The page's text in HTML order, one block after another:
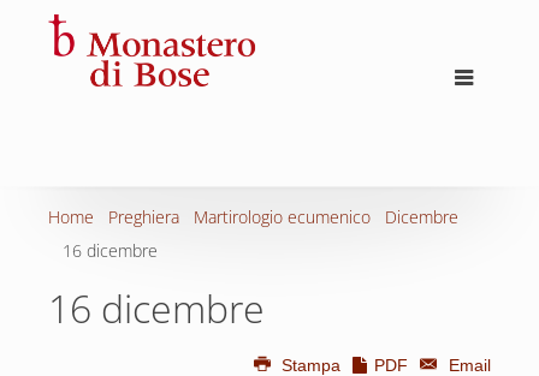
Home Preghiera Martirologio ecumenico
Dicembre
16 dicembre
16 dicembre
Stampa PDF
Email